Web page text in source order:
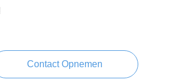
Contact Opnemen